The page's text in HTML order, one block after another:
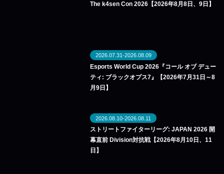
The k4sen Con 2026【2026年8月8日、9日】
2026.07.31-2026.08.09
Esports World Cup 2026『コール オブ デュー
ティ: ブラックオプス7』【2026年7月31日～8
月9日】
2026.08.10-2026.08.11
ストリートファイターリーグ: JAPAN 2026 開
幕直前 Division対抗戦【2026年8月10日、11
日】